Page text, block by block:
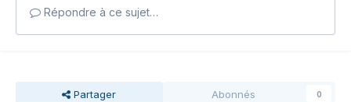
Répondre à ce sujet…
Partager Abonnés 0